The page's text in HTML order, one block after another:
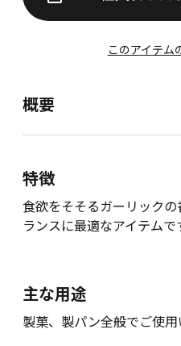
このアイテム
概要
特徴
食欲をそそるガーリック
ランスに最適なアイテムで
主な用途
製菓、製パン全般でご使用